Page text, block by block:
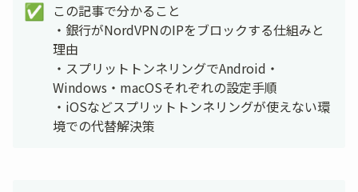
✅
この記事で分かること
・銀行がNordVPNのIPをブロックする仕組みと
理由
・スプリットトンネリングでAndroid・
Windows・macOSそれぞれの設定手順
・iOSなどスプリットトンネリングが使えない環
境での代替解決策